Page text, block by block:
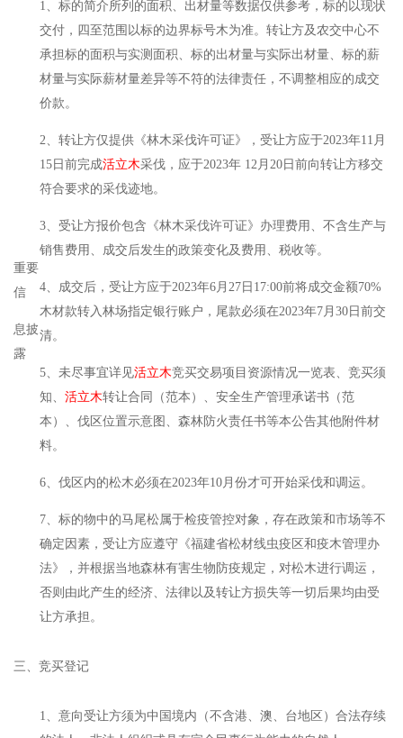
重要
信
息披
露
1、标的简介所列的面积、出材量等数据仅供参考，标的以现状
交付，四至范围以标的边界标号木为准。转让方及农交中心不
承担标的面积与实测面积、标的出材量与实际出材量、标的薪
材量与实际薪材量差异等不符的法律责任，不调整相应的成交
价款。
2、转让方仅提供《林木采伐许可证》，受让方应于2023年11月
15日前完成活立木采伐，应于2023年 12月20日前向转让方移交
符合要求的采伐迹地。
3、受让方报价包含《林木采伐许可证》办理费用、不含生产与
销售费用、成交后发生的政策变化及费用、税收等。
4、成交后，受让方应于2023年6月27日17:00前将成交金额70%
木材款转入林场指定银行账户，尾款必须在2023年7月30日前交
清。
5、未尽事宜详见活立木竞买交易项目资源情况一览表、竞买须
知、 活立木转让合同（范本）、安全生产管理承诺书（范
本）、伐区位置示意图、森林防火责任书等本公告其他附件材
料。
6、伐区内的松木必须在2023年10月份才可开始采伐和调运。
7、标的物中的马尾松属于检疫管控对象，存在政策和市场等不
确定因素，受让方应遵守《福建省松材线虫疫区和疫木管理办
法》，并根据当地森林有害生物防疫规定，对松木进行调运，
否则由此产生的经济、法律以及转让方损失等一切后果均由受
让方承担。
三、竞买登记
1、意向受让方须为中国境内（不含港、澳、台地区）合法存续